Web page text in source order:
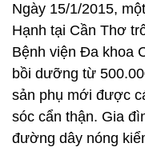
Ngày 15/1/2015,
Hạnh tại Cần Thơ
Bệnh viện Đa khoa
bồi dưỡng từ
sản phụ mới được
sóc cẩn thận. Gia
đường dây nóng